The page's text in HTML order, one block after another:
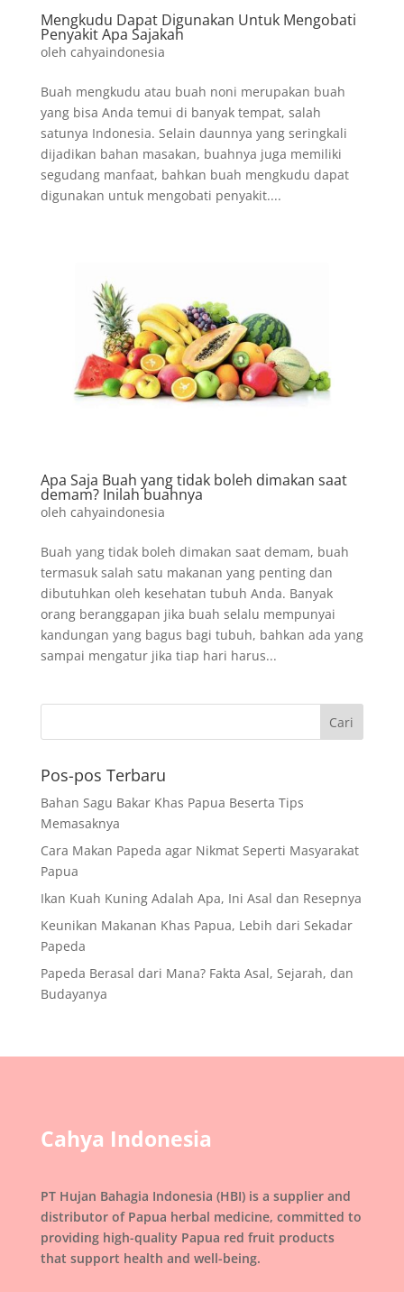
Mengkudu Dapat Digunakan Untuk Mengobati
Penyakit Apa Sajakah
oleh cahyaindonesia
Buah mengkudu atau buah noni merupakan buah
yang bisa Anda temui di banyak tempat, salah
satunya Indonesia. Selain daunnya yang seringkali
dijadikan bahan masakan, buahnya juga memiliki
segudang manfaat, bahkan buah mengkudu dapat
digunakan untuk mengobati penyakit....
Apa Saja Buah yang tidak boleh dimakan saat
demam? Inilah buahnya
oleh cahyaindonesia
Buah yang tidak boleh dimakan saat demam, buah
termasuk salah satu makanan yang penting dan
dibutuhkan oleh kesehatan tubuh Anda. Banyak
orang beranggapan jika buah selalu mempunyai
kandungan yang bagus bagi tubuh, bahkan ada yang
sampai mengatur jika tiap hari harus...
Pos-pos Terbaru
Bahan Sagu Bakar Khas Papua Beserta Tips
Memasaknya
Cara Makan Papeda agar Nikmat Seperti Masyarakat
Papua
Ikan Kuah Kuning Adalah Apa, Ini Asal dan Resepnya
Keunikan Makanan Khas Papua, Lebih dari Sekadar
Papeda
Papeda Berasal dari Mana? Fakta Asal, Sejarah, dan
Budayanya
Cahya Indonesia
PT Hujan Bahagia Indonesia (HBI) is a supplier and
distributor of Papua herbal medicine, committed to
providing high-quality Papua red fruit products
that support health and well-being.